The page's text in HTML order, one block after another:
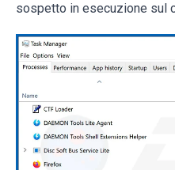
sospetto in esecuzione sul